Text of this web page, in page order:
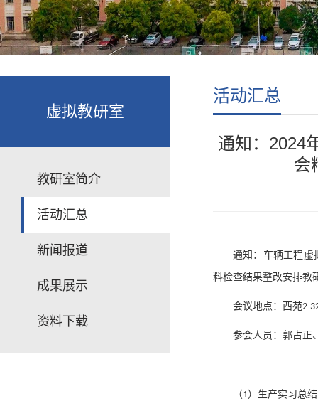
虚拟教研室
教研室简介
活动汇总
新闻报道
成果展示
资料下载
活动汇总
通知：2024
会
通知：车辆工程虚
料检查结果整改安排教
会议地点：西苑2-
参会人员：郭占正
（1）生产实习总结